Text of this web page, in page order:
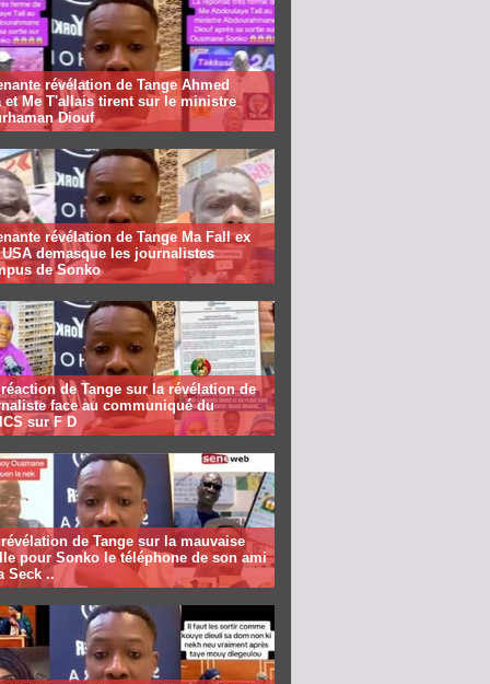
révélation de Tange Ahmed
et Me T'allais tirent sur le ministre
Diouf
révélation de Tange Ma Fall ex
demasque les journalistes
de Sonko
de Tange sur la révélation de
face au communiqué du
sur F D
de Tange sur la mauvaise
pour Sonko le téléphone de son ami
Seck ..